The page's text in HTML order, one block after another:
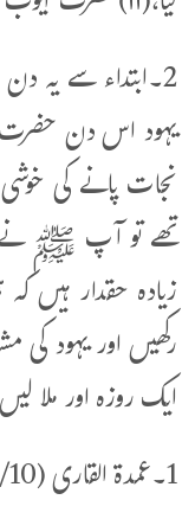
2۔ابتداء سے یہ
یہود اس دن
نجات پانے کی
تھے تو آپ ﷺ نے
زیادہ حقدار ہیں
رکھیں اور یہود
ایک روزہ اور ملا
1۔عمدة القاری (559/10) میں ہے: